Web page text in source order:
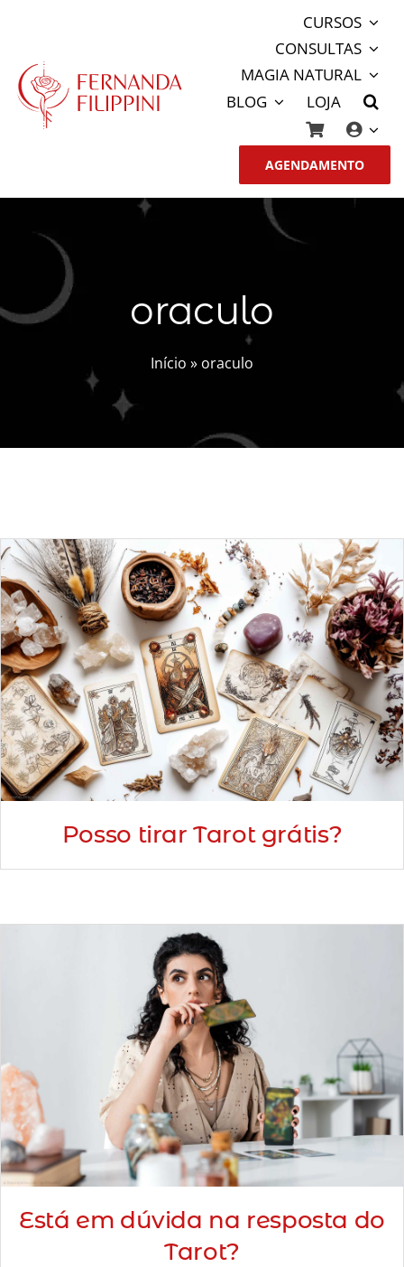
conteúdo
CURSOS
CONSULTAS
MAGIA NATURAL
BLOG
LOJA
AGENDAMENTO
oraculo
Início » oraculo
Posso tirar Tarot grátis?
Está em dúvida na resposta do
Tarot?